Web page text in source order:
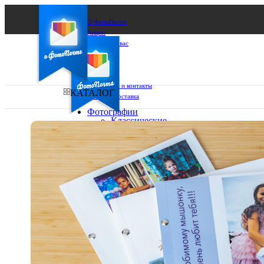
О ФотоПочте
Акции
Сделаем за вас
Бизнесу
FAQ
Франшиза
Поддержка и контакты
Оплата и доставка
Ваш город:
Ваш регион доставки
Выберите из списка:
КАТАЛОГ
Фотографии
Классические
фото
10х10
10х15
13х18
15х15
15х20
20х20
20х30